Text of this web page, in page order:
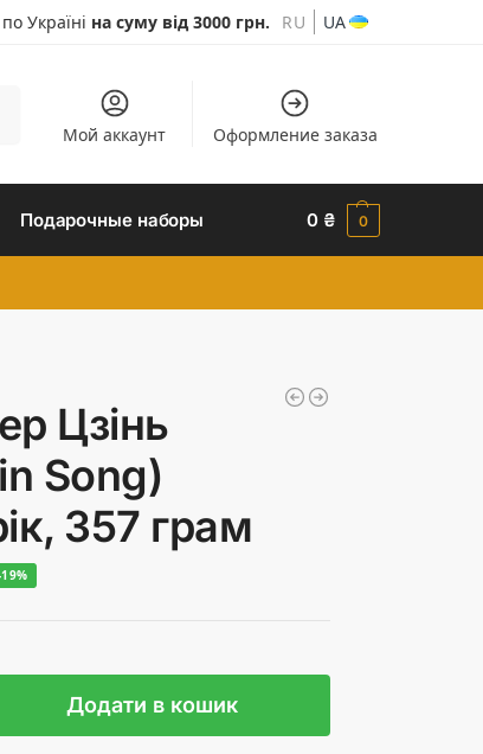
Україні на суму від 3000 грн. RU UA
Мой аккаунт Оформление заказа
Подарочные наборы 0 ₴ 0
Цзінь
Song)
357 грам
Додати в кошик